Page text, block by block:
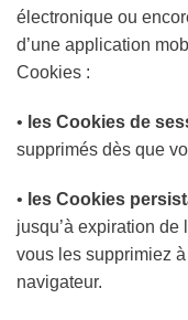
électronique ou
d’une application
Cookies :
• les Cookies de
supprimés dès que
• les Cookies
jusqu’à expiration de
vous les supprimiez
navigateur.